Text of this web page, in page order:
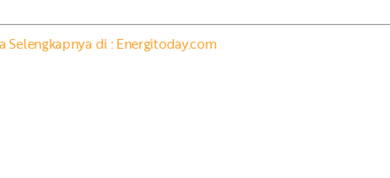
Selengkapnya di : Energitoday.com